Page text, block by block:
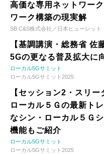
高価な専用ネットワー
ワーク構築の現実解
SB C&S株式会社／日本ヒューレット
【基調講演・総務省 佐
5Gの更なる普及拡大に
ローカル5Gサミット
ローカル5Gサミット2025
【セッション2・スリ
ローカル５Ｇの最新ト
なシン・ローカル５Ｇ
機能もご紹介
ローカル5Gサミット
ローカル5Gサミット2025